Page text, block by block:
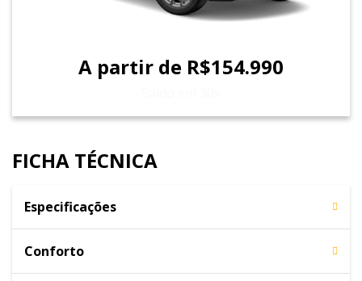
A partir de R$154.990
FICHA TÉCNICA
Especificações
Conforto